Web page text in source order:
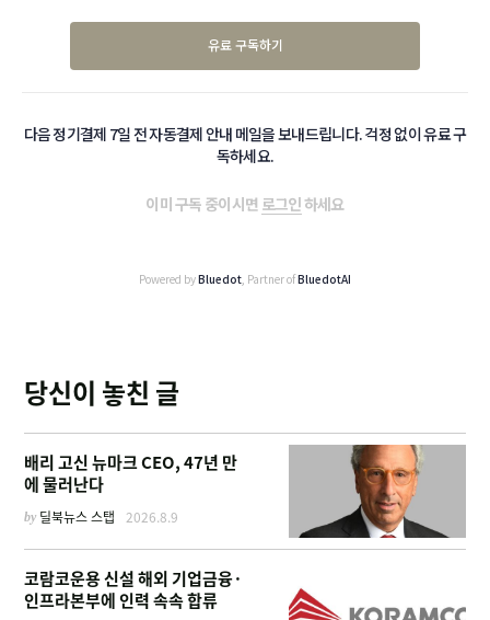
유료 구독하기
다음 정기결제 7일 전 자동결제 안내 메일을 보내드립니다. 걱정 없이 유료 구
독하세요.
이미 구독 중이시면 로그인하세요
Powered byBluedot , Partner ofBluedotAI
당신이 놓친 글
배리 고신 뉴마크 CEO, 47년 만
에 물러난다
by 딜북뉴스 스탭 2026.8.9
코람코운용 신설 해외 기업금융·
인프라본부에 인력 속속 합류